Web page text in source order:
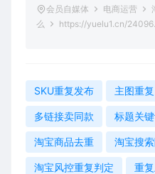
会员自媒体 电商运营
么
https://yuelu1.cn/
SKU重复发布 主图重复
多链接卖同款 标题关
淘宝商品去重 淘宝搜
淘宝风控重复判定 重